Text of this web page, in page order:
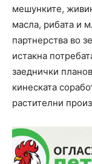
мешунките,
масла, рибата и
партнерства во
истакна
заеднички
кинеската
растителни